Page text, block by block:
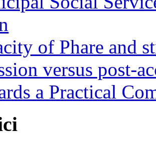
of Phare and
versus post-
a Practical